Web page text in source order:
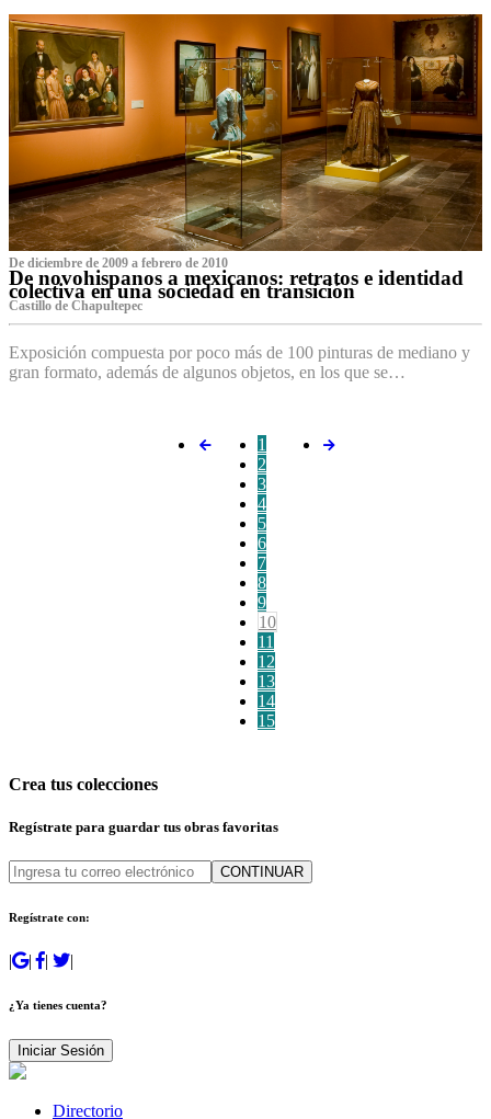
De diciembre de 2009 a febrero de 2010
De novohispanos a mexicanos: retratos e identidad
colectiva en una sociedad en transición
Castillo de Chapultepec
Exposición compuesta por poco más de 100 pinturas de mediano y
gran formato, además de algunos objetos, en los que se…
1
2
3
4
5
6
7
8
9
10
11
12
13
14
15
Crea tus colecciones
Regístrate para guardar tus obras favoritas
CONTINUAR
Regístrate con:
| | | |
¿Ya tienes cuenta?
Iniciar Sesión
Directorio